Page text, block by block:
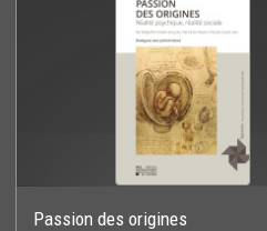
Passion des origines